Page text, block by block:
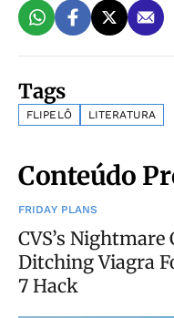
Tags
FLIPELÔ LITERATURA